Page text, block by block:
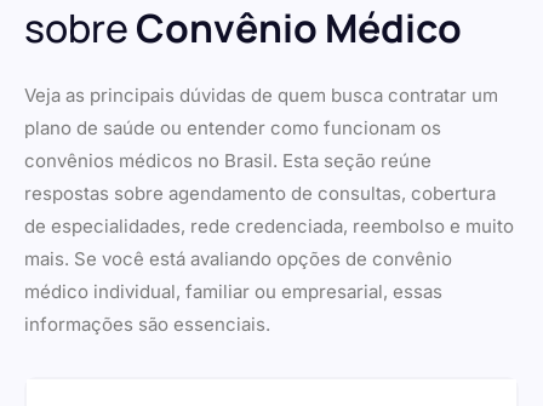
sobreConvênio Médico
Veja as principais dúvidas de quem busca contratar um
plano de saúde ou entender como funcionam os
convênios médicos no Brasil. Esta seção reúne
respostas sobre agendamento de consultas, cobertura
de especialidades, rede credenciada, reembolso e muito
mais. Se você está avaliando opções de convênio
médico individual, familiar ou empresarial, essas
informações são essenciais.